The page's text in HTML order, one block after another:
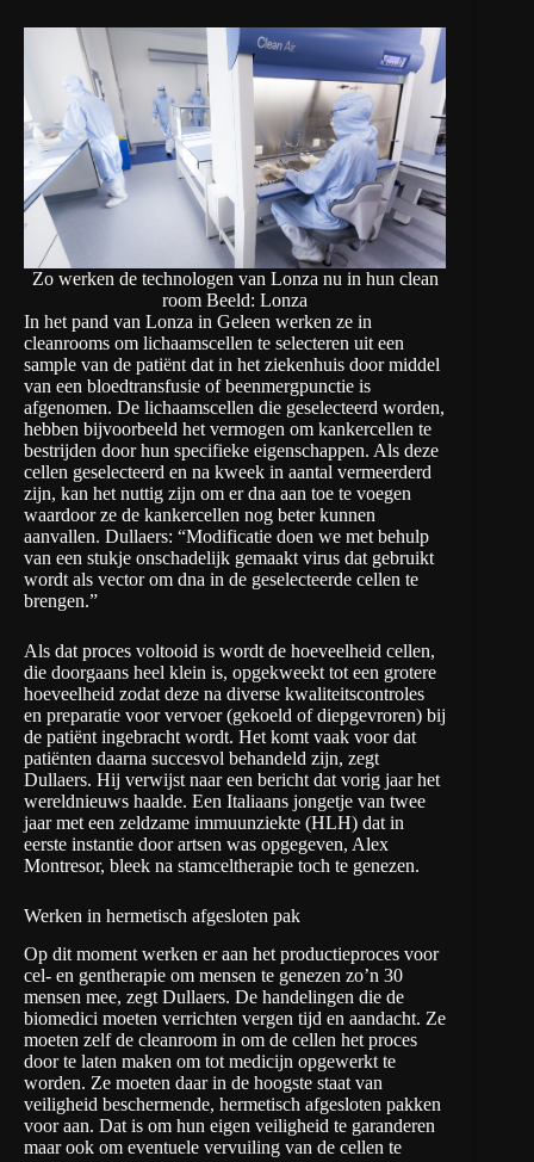
Zo werken de technologen van Lonza nu in hun clean
room Beeld: Lonza
In het pand van Lonza in Geleen werken ze in
cleanrooms om lichaamscellen te selecteren uit een
sample van de patiënt dat in het ziekenhuis door middel
van een bloedtransfusie of beenmergpunctie is
afgenomen. De lichaamscellen die geselecteerd worden,
hebben bijvoorbeeld het vermogen om kankercellen te
bestrijden door hun specifieke eigenschappen. Als deze
cellen geselecteerd en na kweek in aantal vermeerderd
zijn, kan het nuttig zijn om er dna aan toe te voegen
waardoor ze de kankercellen nog beter kunnen
aanvallen. Dullaers: “Modificatie doen we met behulp
van een stukje onschadelijk gemaakt virus dat gebruikt
wordt als vector om dna in de geselecteerde cellen te
brengen.”
Als dat proces voltooid is wordt de hoeveelheid cellen,
die doorgaans heel klein is, opgekweekt tot een grotere
hoeveelheid zodat deze na diverse kwaliteitscontroles
en preparatie voor vervoer (gekoeld of diepgevroren) bij
de patiënt ingebracht wordt. Het komt vaak voor dat
patiënten daarna succesvol behandeld zijn, zegt
Dullaers. Hij verwijst naar een bericht dat vorig jaar het
wereldnieuws haalde. Een Italiaans jongetje van twee
jaar met een zeldzame immuunziekte (HLH) dat in
eerste instantie door artsen was opgegeven, Alex
Montresor, bleek na stamceltherapie toch te genezen.
Werken in hermetisch afgesloten pak
Op dit moment werken er aan het productieproces voor
cel- en gentherapie om mensen te genezen zo’n 30
mensen mee, zegt Dullaers. De handelingen die de
biomedici moeten verrichten vergen tijd en aandacht. Ze
moeten zelf de cleanroom in om de cellen het proces
door te laten maken om tot medicijn opgewerkt te
worden. Ze moeten daar in de hoogste staat van
veiligheid beschermende, hermetisch afgesloten pakken
voor aan. Dat is om hun eigen veiligheid te garanderen
maar ook om eventuele vervuiling van de cellen te